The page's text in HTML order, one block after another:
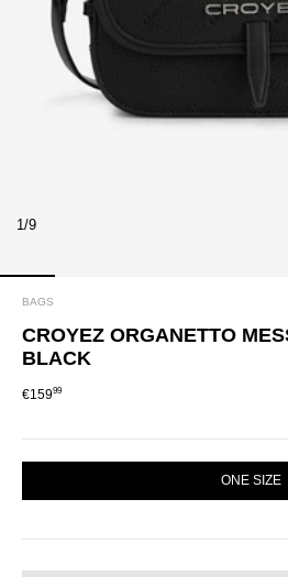
1/9
BAGS
CROYEZ ORGANETTO
BLACK
€15999
ONE SIZE